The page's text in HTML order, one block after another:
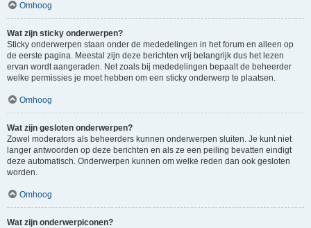
Omhoog
Wat zijn sticky onderwerpen?
Sticky onderwerpen staan onder de mededelingen in het forum en alleen op
de eerste pagina. Meestal zijn deze berichten vrij belangrijk dus het lezen
ervan wordt aangeraden. Net zoals bij mededelingen bepaalt de beheerder
welke permissies je moet hebben om een sticky onderwerp te plaatsen.
Omhoog
Wat zijn gesloten onderwerpen?
Zowel moderators als beheerders kunnen onderwerpen sluiten. Je kunt niet
langer antwoorden op deze berichten en als ze een peiling bevatten eindigt
deze automatisch. Onderwerpen kunnen om welke reden dan ook gesloten
worden.
Omhoog
Wat zijn onderwerpiconen?